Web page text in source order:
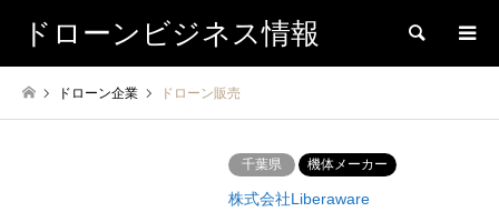
ドローンビジネス情報 検索
ドローン企業 ドローン販売
千葉県 機体メーカー
株式会社Liberaware